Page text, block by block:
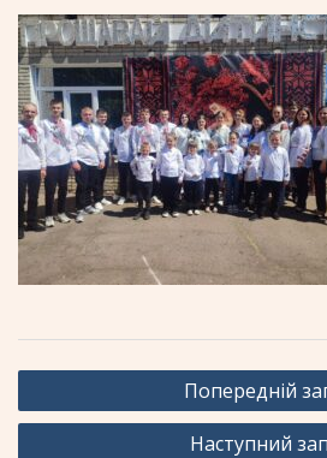
Навігація
записів
Попередній
Наступний